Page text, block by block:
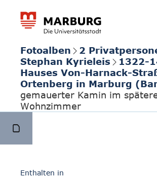
Fotoalben 2
Stephan Kyrieleis
1322-
Hauses Von-Harnack-
Ortenberg in Marburg
gemauerter Kamin im
Wohnzimmer
Enthalten in